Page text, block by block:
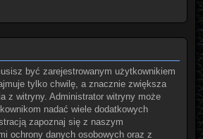
być zarejestrowanym użytkownikiem
tylko chwilę, a znacznie zwiększa
z witryny. Administrator witryny może
nadać wiele dodatkowych
zapoznaj się z naszym
ochrony danych osobowych oraz z